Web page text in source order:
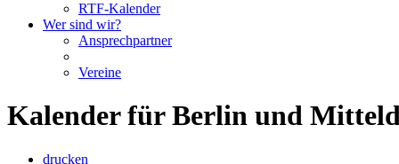
RTF-Kalender
Wer sind wir?
Ansprechpartner
Vereine
Kalender für Berlin und
drucken